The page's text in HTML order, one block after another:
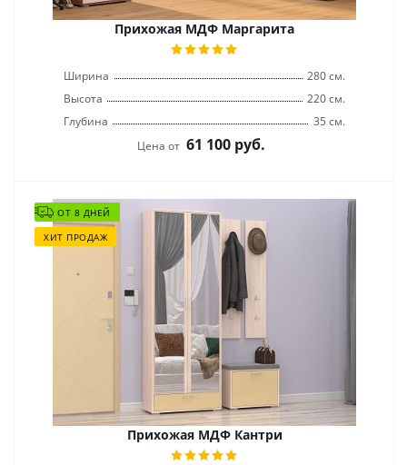
Прихожая МДФ Маргарита
Ширина
280 см.
Высота
220 см.
Глубина
35 см.
Цена от 61 100 руб.
ОТ 8 ДНЕЙ
ХИТ ПРОДАЖ
Прихожая МДФ Кантри